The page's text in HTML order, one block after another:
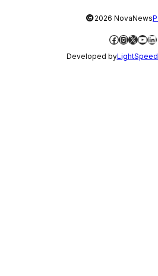
©2026 NovaNews
Facebook
Instagram
X
Developed by